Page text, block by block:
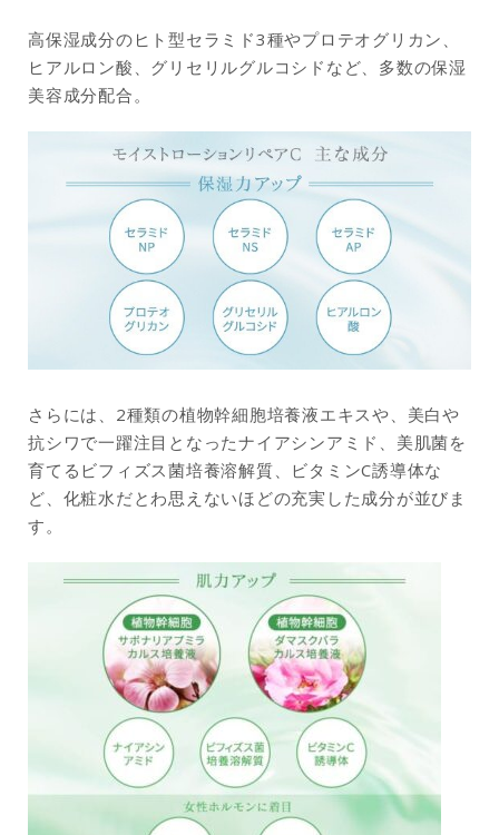
高保湿成分のヒト型セラミド3種やプロテオグリカン、
ヒアルロン酸、グリセリルグルコシドなど、多数の保湿
美容成分配合。
さらには、2種類の植物幹細胞培養液エキスや、美白や
抗シワで一躍注目となったナイアシンアミド、美肌菌を
育てるビフィズス菌培養溶解質、ビタミンC誘導体な
ど、化粧水だとわ思えないほどの充実した成分が並びま
す。